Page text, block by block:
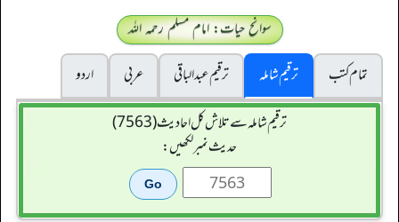
سوانح حیات: امام مسلم رحمہ اللہ
تمام کتب
ترقیم شاملہ ترقيم عبدالباقی عربی
اردو
ترقیم شاملہ سے تلاش کل احادیث (7563)
حدیث نمبر لکھیں: